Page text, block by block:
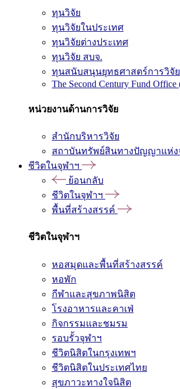
ทุนวิจัย
ทุนวิจัยในประเทศ
ทุนวิจัยต่างประเทศ
ทุนวิจัย สบจ.
ทุนสนับสนุนยุทธศาสตร์การวิจัย
The Second Century Fund Office
หน่วยงานด้านการวิจัย
สำนักบริหารวิจัย
สถาบันทรัพย์สินทางปัญญาแห่ง
ชีวิตในจุฬาฯ
ย้อนกลับ
ชีวิตในจุฬาฯ
พื้นที่สร้างสรรค์
ชีวิตในจุฬาฯ
หอสมุดและพื้นที่สร้างสรรค์
หอพัก
กีฬาและสุขภาพนิสิต
โรงอาหารและคาเฟ่
กิจกรรมและชมรม
รอบรั้วจุฬาฯ
ชีวิตนิสิตในกรุงเทพฯ
ชีวิตนิสิตในประเทศไทย
สุขภาวะทางใจนิสิต